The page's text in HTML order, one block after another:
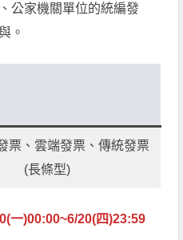
公家機關單位的統編發
。
票、雲端發票、傳統發票
(長條型)
一)00:00~6/20(四)23:59